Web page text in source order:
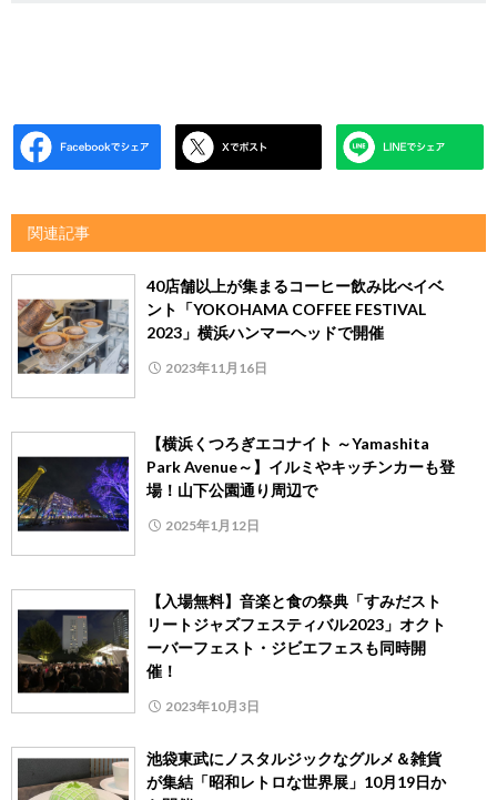
関連記事
40店舗以上が集まるコーヒー飲み比べイベ
ント「YOKOHAMA COFFEE FESTIVAL
2023」横浜ハンマーヘッドで開催
2023年11月16日
【横浜くつろぎエコナイト ～Yamashita
Park Avenue～】イルミやキッチンカーも登
場！山下公園通り周辺で
2025年1月12日
【入場無料】音楽と食の祭典「すみだスト
リートジャズフェスティバル2023」オクト
ーバーフェスト・ジビエフェスも同時開
催！
2023年10月3日
池袋東武にノスタルジックなグルメ＆雑貨
が集結「昭和レトロな世界展」10月19日か